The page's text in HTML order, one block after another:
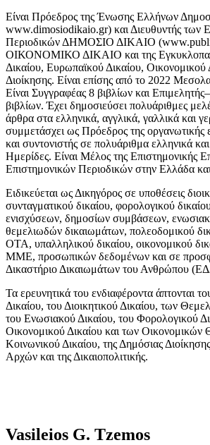
Είναι Πρόεδρος της Ένωσης Ελλήνων
www.dimosiodikaio.gr) και Διευθυντής των
Περιοδικών ΔΗΜΟΣΙΟ ΔΙΚΑΙΟ
ΟΙΚΟΝΟΜΙΚΟ ΔΙΚΑΙΟ και της
Δικαίου, Ευρωπαϊκού Δικαίου, Οικονομικού
Διοίκησης. Είναι επίσης από το 2022
Είναι Συγγραφέας 8 βιβλίων και
βιβλίων. Έχει δημοσιεύσει πολυάριθμες
άρθρα στα ελληνικά, αγγλικά, γαλλικά και
συμμετάσχει ως Πρόεδρος της οργανωτικής
και συντονιστής σε πολυάριθμα ελληνικά
Ημερίδες. Είναι Μέλος της Επιστημονικής
Επιστημονικών Περιοδικών στην Ελλάδα
Ειδικεύεται ως Δικηγόρος σε υποθέσεις
συνταγματικού δικαίου, φορολογικού
ενισχύσεων, δημοσίων συμβάσεων,
θεμελιωδών δικαιωμάτων, πολεοδομικού
ΟΤΑ, υπαλληλικού δικαίου, οικονομικού
ΜΜΕ, προσωπικών δεδομένων και σε
Δικαστήριο Δικαιωμάτων του Ανθρώπου
Τα ερευνητικά του ενδιαφέροντα άπτονται
Δικαίου, του Διοικητικού Δικαίου, των
του Ενωσιακού Δικαίου, του Φορολογικού
Οικονομικού Δικαίου και των
Κοινωνικού Δικαίου, της Δημόσιας
Αρχών και της Δικαιοπολιτικής.
Vasileios G. Tzemos